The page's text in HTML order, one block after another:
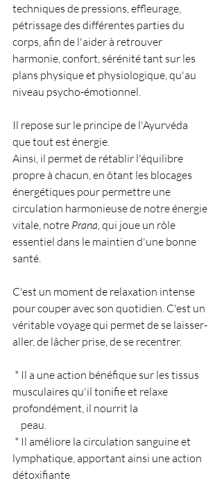
techniques de pressions, effleurage,
pétrissage des différentes parties du
corps, afin de l'aider à retrouver
harmonie, confort, sérénité tant sur les
plans physique et physiologique, qu'au
niveau psycho-émotionnel.
Il repose sur le principe de l'Ayurvéda
que tout est énergie.
Ainsi, il permet de rétablir l'équilibre
propre à chacun, en ôtant les blocages
énergétiques pour permettre une
circulation harmonieuse de notre énergie
vitale, notre Prana, qui joue un rôle
essentiel dans le maintien d'une bonne
santé.
C'est un moment de relaxation intense
pour couper avec son quotidien. C'est un
véritable voyage qui permet de se laisser-
aller, de lâcher prise, de se recentrer.
musculaires qu'il tonifie et relaxe
profondément, il nourrit la
    peau.
lymphatique, apportant ainsi une action
détoxifiante